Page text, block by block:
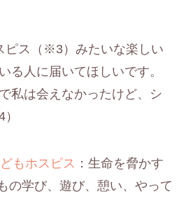
ピス（※3）みたいな楽しい
る人に届いてほしいです。
私は会えなかったけど、シ
もホスピス ：生命を脅かす
の学び、遊び、憩い、やって